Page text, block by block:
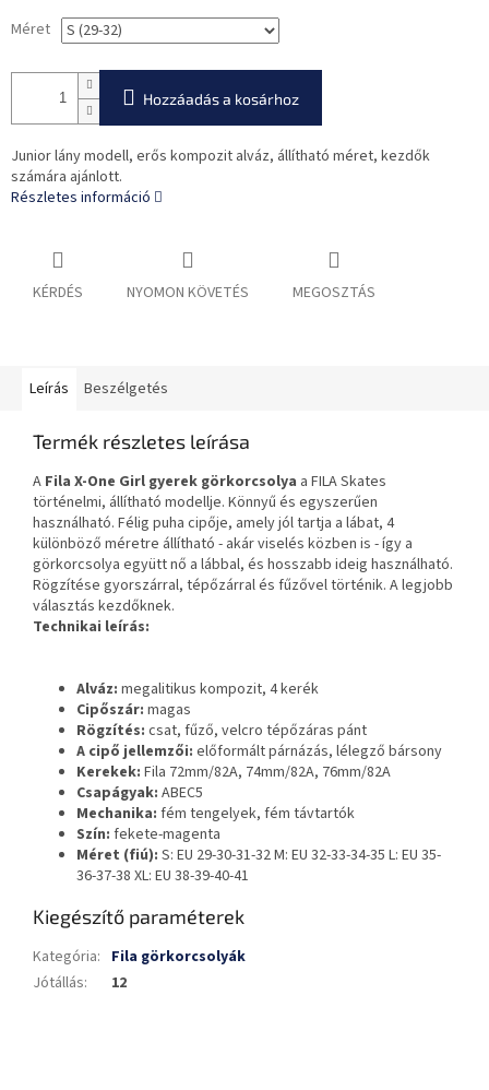
Méret
Hozzáadás a kosárhoz
Junior lány modell, erős kompozit alváz, állítható méret, kezdők
számára ajánlott.
Részletes információ
KÉRDÉS NYOMON KÖVETÉS MEGOSZTÁS
Leírás Beszélgetés
Termék részletes leírása
A Fila X-One Girl gyerek görkorcsolya a FILA Skates
történelmi, állítható modellje. Könnyű és egyszerűen
használható. Félig puha cipője, amely jól tartja a lábat, 4
különböző méretre állítható - akár viselés közben is - így a
görkorcsolya együtt nő a lábbal, és hosszabb ideig használható.
Rögzítése gyorszárral, tépőzárral és fűzővel történik. A legjobb
választás kezdőknek.
Technikai leírás:
Alváz: megalitikus kompozit, 4 kerék
Cipőszár: magas
Rögzítés: csat, fűző, velcro tépőzáras pánt
A cipő jellemzői: előformált párnázás, lélegző bársony
Kerekek: Fila 72mm/82A, 74mm/82A, 76mm/82A
Csapágyak: ABEC5
Mechanika: fém tengelyek, fém távtartók
Szín: fekete-magenta
Méret (fiú): S: EU 29-30-31-32 M: EU 32-33-34-35 L: EU 35-
36-37-38 XL: EU 38-39-40-41
Kiegészítő paraméterek
Kategória: Fila görkorcsolyák
Jótállás: 12